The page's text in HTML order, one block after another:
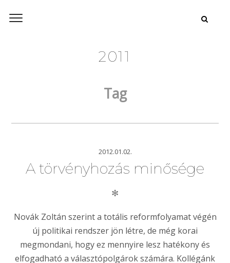
2011
Tag
2012.01.02.
A törvényhozás minősége
✻
Novák Zoltán szerint a totális reformfolyamat végén
új politikai rendszer jön létre, de még korai
megmondani, hogy ez mennyire lesz hatékony és
elfogadható a választópolgárok számára. Kollégánk